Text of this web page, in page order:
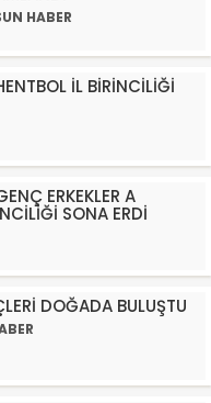
HABER
İL BİRİNCİLİĞİ
ERKEKLER A
SONA ERDİ
DOĞADA BULUŞTU